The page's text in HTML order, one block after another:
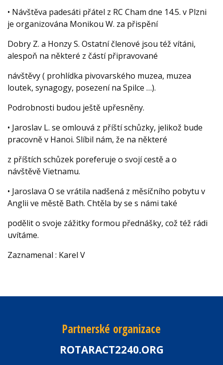
• Návštěva padesáti přátel z RC Cham dne 14.5. v Plzni
je organizována Monikou W. za přispění
Dobry Z. a Honzy S. Ostatní členové jsou též vítáni,
alespoň na některé z částí připravované
návštěvy ( prohlídka pivovarského muzea, muzea
loutek, synagogy, posezení na Spilce …).
Podrobnosti budou ještě upřesněny.
• Jaroslav L. se omlouvá z příští schůzky, jelikož bude
pracovně v Hanoi. Slíbil nám, že na některé
z příštích schůzek poreferuje o svojí cestě a o
návštěvě Vietnamu.
• Jaroslava O se vrátila nadšená z měsíčního pobytu v
Anglii ve městě Bath. Chtěla by se s námi také
podělit o svoje zážitky formou přednášky, což též rádi
uvítáme.
Zaznamenal : Karel V
Partnerské organizace
ROTARACT2240.ORG